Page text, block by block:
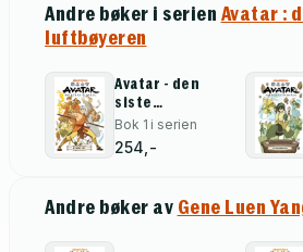
Andre bøker i serien Avatar :
luftbøyeren
Avatar - den
siste
luftbøyeren
Bok 1 i serien
254,-
Andre bøker av Gene Luen